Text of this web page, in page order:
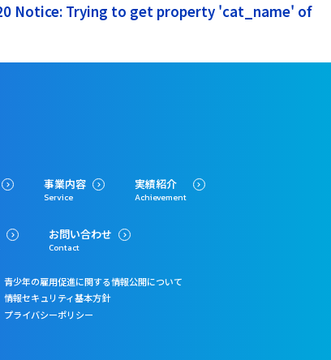
Notice: Trying to get property 'cat_name' of
事業内容
Service
実績紹介
Achievement
お問い合わせ
Contact
青少年の雇用促進に関する情報公開について
情報セキュリティ基本方針
プライバシーポリシー